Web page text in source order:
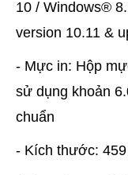
10 / Windows®
version 10.11 &
- Mực in: Hộp
sử dụng khoản
chuẩn
- Kích thước: